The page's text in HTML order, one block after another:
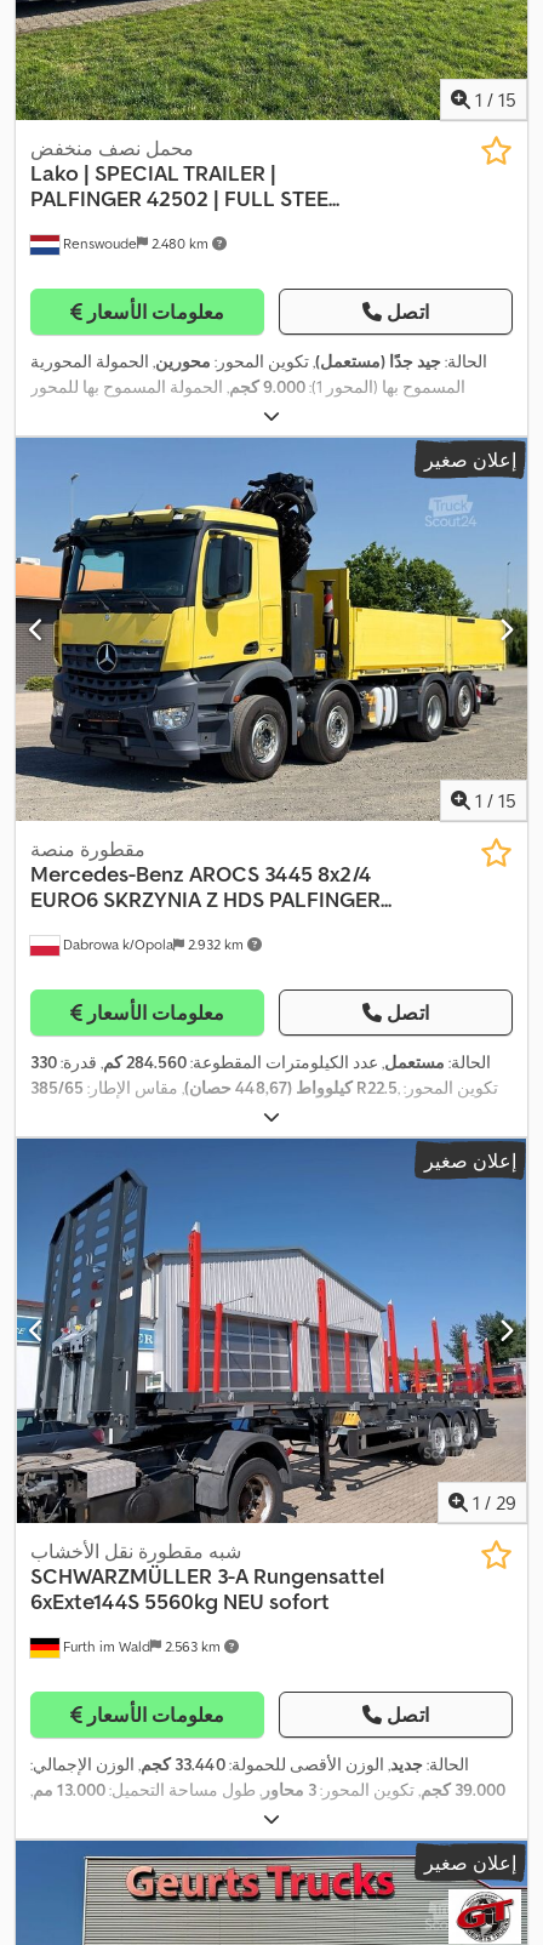
1 / 15
Renswoude 2.480 km
محمل نصف منخفض
Lako | SPECIAL TRAILER |
PALFINGER 42502 | FULL STEE...
معلومات الأسعار اتصل
الحالة:جيد جدًا (مستعمل), تكوين المحور: محورين, الحمولة المحورية
المسموح بها (المحور 1):
9.000 كجم
, الحمولة المسموح بها للمحور
, التسجيل الأول:
15.350 مم
, عرض مساحة التحميل:2.550 مم
, ارتفاع مساحة التحميل:
350 مم
, العرض الكلي:
نظام الفرامل المانعة للانغلاق (ABS),
إعلان صغير
1 / 15
Dabrowa k/Opola 2.932 km
مقطورة منصة
Mercedes-Benz AROCS 3445 8x2/4
EURO6 SKRZYNIA Z HDS PALFINGER...
معلومات الأسعار اتصل
الحالة: مستعمل, عدد الكيلومترات المقطوعة:284.560 كم , قدرة:330
كيلوواط (448,67 حصان)
, مقاس الإطار: 385/65 R22.5 , تكوين المحور:
, فئة الانبعاثات:
الطول الكلي:10.400 مم , العرض الكلي:2.550 مم
, الارتفاع الكلي:
4.000 مم
تكييف الهواء, تنظيم النوافذ
الكهربائي, رافعة, قفل التروس التفاضلية, قفل مركزي, مرآة كهربائية,
إعلان صغير
1 / 29
Furth im Wald 2.563 km
شبه مقطورة نقل الأخشاب
SCHWARZMÜLLER 3-A Rungensattel
6xExte144S 5560kg NEU sofort
معلومات الأسعار اتصل
الحالة:جديد, الوزن الأقصى للحمولة:33.440 كجم
, الوزن الإجمالي:
39.000 كجم
, تكوين المحور:3 محاور , طول مساحة التحميل:13.000 مم
,
العرض الكلي:2.550 مم , الارتفاع الكلي:3.900 مم , معدات:نظام
الفرامل المانعة للانغلاق (ABS), إعلان صغير